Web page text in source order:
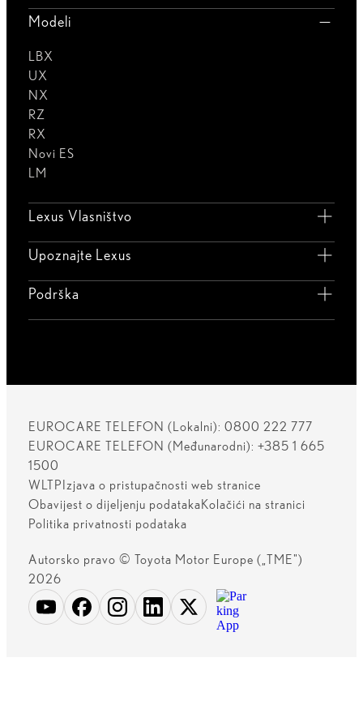
Modeli
LBX
UX
NX
RZ
RX
Novi ES
LM
Lexus Vlasništvo
Upoznajte Lexus
Podrška
EUROCARE TELEFON (Lokalni): 0800 222 777
EUROCARE TELEFON (Međunarodni): +385 1 665
1500
WLTPIzjava o pristupačnosti web stranice
Obavijest o dijeljenju podatakaKolačići na stranici
Politika privatnosti podataka
Autorsko pravo © Toyota Motor Europe („TME")
2026